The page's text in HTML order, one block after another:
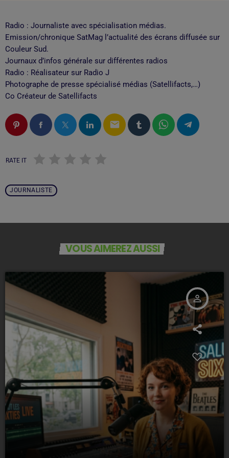
Radio : Journaliste avec spécialisation médias.
Emission/chronique SatMag l’actualité des écrans diffusée sur
Couleur Sud.
Journaux d’infos générale sur différentes radios
Radio : Réalisateur sur Radio J
Photographe de presse spécialisé médias (Satellifacts,…)
Co Créateur de Satellifacts
email
RATE IT
JOURNALISTE
VOUS AIMEREZ AUSSI
person_outline